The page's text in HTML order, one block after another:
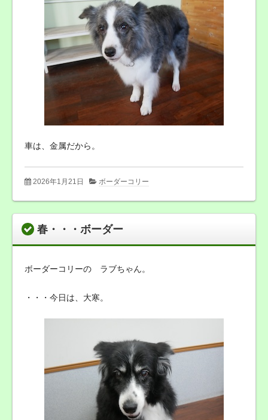
車は、金属だから。
2026年1月21日 ボーダーコリー
春・・・ボーダー
ボーダーコリーの ラブちゃん。
・・・今日は、大寒。